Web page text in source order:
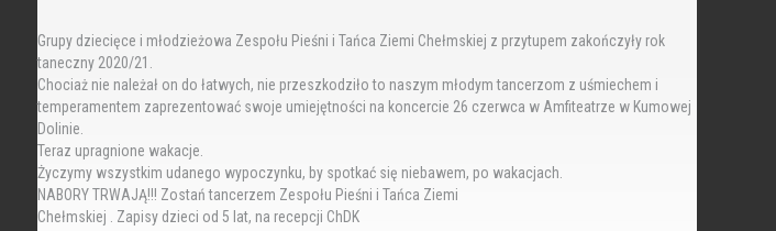
Grupy dziecięce i młodzieżowa Zespołu Pieśni i Tańca Ziemi Chełmskiej z przytupem zakończyły rok
taneczny 2020/21.
Chociaż nie należał on do łatwych, nie przeszkodziło to naszym młodym tancerzom z uśmiechem i
temperamentem zaprezentować swoje umiejętności na koncercie 26 czerwca w Amfiteatrze w Kumowej
Dolinie.
Teraz upragnione wakacje.
Życzymy wszystkim udanego wypoczynku, by spotkać się niebawem, po wakacjach.
NABORY TRWAJĄ!!! Zostań tancerzem Zespołu Pieśni i Tańca Ziemi
Chełmskiej . Zapisy dzieci od 5 lat, na recepcji ChDK